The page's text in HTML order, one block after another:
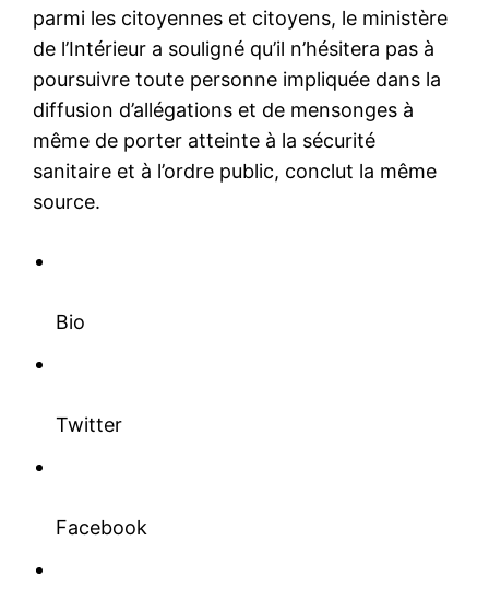
parmi les citoyennes et citoyens, le ministère
de l’Intérieur a souligné qu’il n’hésitera pas à
poursuivre toute personne impliquée dans la
diffusion d’allégations et de mensonges à
même de porter atteinte à la sécurité
sanitaire et à l’ordre public, conclut la même
source.
Bio
Twitter
Facebook